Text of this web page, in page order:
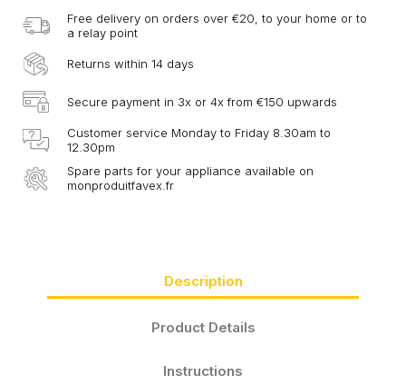
Free delivery on orders over €20, to your home or to
a relay point
Returns within 14 days
Secure payment in 3x or 4x from €150 upwards
Customer service Monday to Friday 8.30am to
12.30pm
Spare parts for your appliance available on
monproduitfavex.fr
Description
Product Details
Instructions